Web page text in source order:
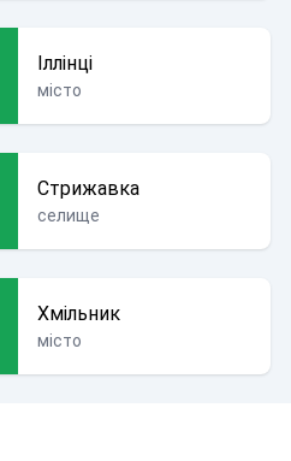
Іллінці
місто
Стрижавка
селище
Хмільник
місто